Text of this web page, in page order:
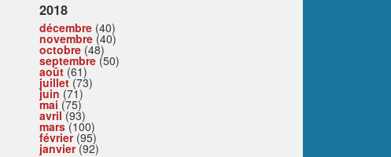
2018
décembre (40)
novembre (40)
octobre (48)
septembre (50)
août (61)
juillet(73)
juin (71)
mai (75)
avril(93)
mars(100)
février(95)
janvier(92)